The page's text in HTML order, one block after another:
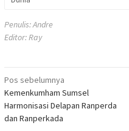
Penulis: Andre
Editor: Ray
Navigasi
pos
Pos sebelumnya
Kemenkumham Sumsel
Harmonisasi Delapan Ranperda
dan Ranperkada